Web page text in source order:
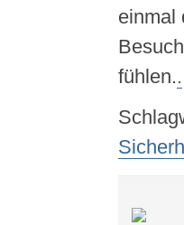
einmal
fühlen..